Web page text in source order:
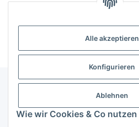
Alle akzeptieren
Konfigurieren
Ablehnen
Wie wir Cookies & Co nutzen